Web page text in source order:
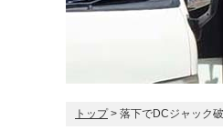
トップ> 落下でDCジャック